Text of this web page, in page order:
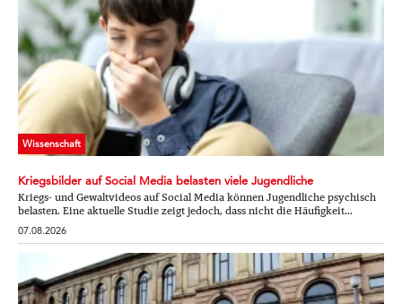
Wissenschaft
Kriegsbilder auf Social Media belasten viele Jugendliche
Kriegs- und Gewaltvideos auf Social Media können Jugendliche psychisch
belasten. Eine aktuelle Studie zeigt jedoch, dass nicht die Häufigkeit...
07.08.2026